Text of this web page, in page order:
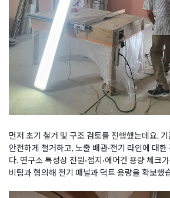
먼저 초기 철거 및 구조 검토를 진행했는데요.
안전하게 철거하고, 노출 배관·전기 라인에 대
다. 연구소 특성상 전원·접지·에어컨 용량 체크
비팀과 협의해 전기 패널과 덕트 용량을 확보했